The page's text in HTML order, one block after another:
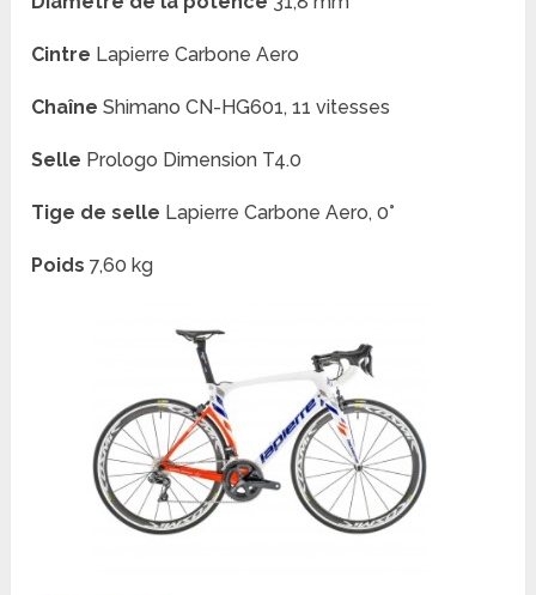
Cintre Lapierre Carbone Aero
Chaîne Shimano CN-HG601, 11 vitesses
Selle Prologo Dimension T4.0
Tige de selle Lapierre Carbone Aero, 0°
Poids 7,60 kg